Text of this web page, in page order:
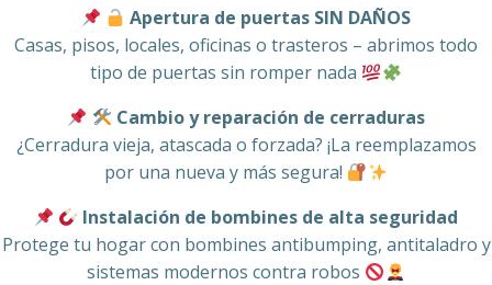
Apertura de puertas SIN DAÑOS
Casas, pisos, locales, oficinas o trasteros – abrimos todo
tipo de puertas sin romper nada
Cambio y reparación de cerraduras
¿Cerradura vieja, atascada o forzada? ¡La reemplazamos
por una nueva y más segura!
Instalación de bombines de alta seguridad
Protege tu hogar con bombines antibumping, antitaladro y
sistemas modernos contra robos